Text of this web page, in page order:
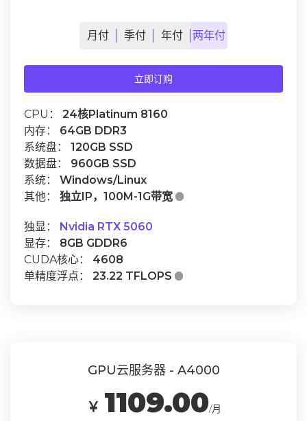
月 付 季付 年付 两年付
立即订购
CPU： 24核Platinum 8160
内存： 64GB DDR3
系统盘： 120GB SSD
数据盘： 960GB SSD
系统： Windows/Linux
其他： 独立IP，100M-1G带宽 
独显： Nvidia RTX 5060
显存： 8GB GDDR6
CUDA核心： 4608
单精度浮点： 23.22 TFLOPS 
GPU云服务器 - A4000
￥ 1109.00/月